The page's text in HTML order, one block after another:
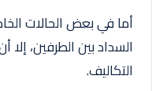
أما في بعض الحالات
السداد بين الطرفين،
التكاليف.